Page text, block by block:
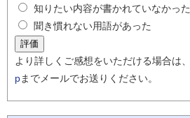
知りたい内容が書かれていなかった
聞き慣れない用語があった
より詳しくご感想をいただける場合は、
pまでメールでお送りください。